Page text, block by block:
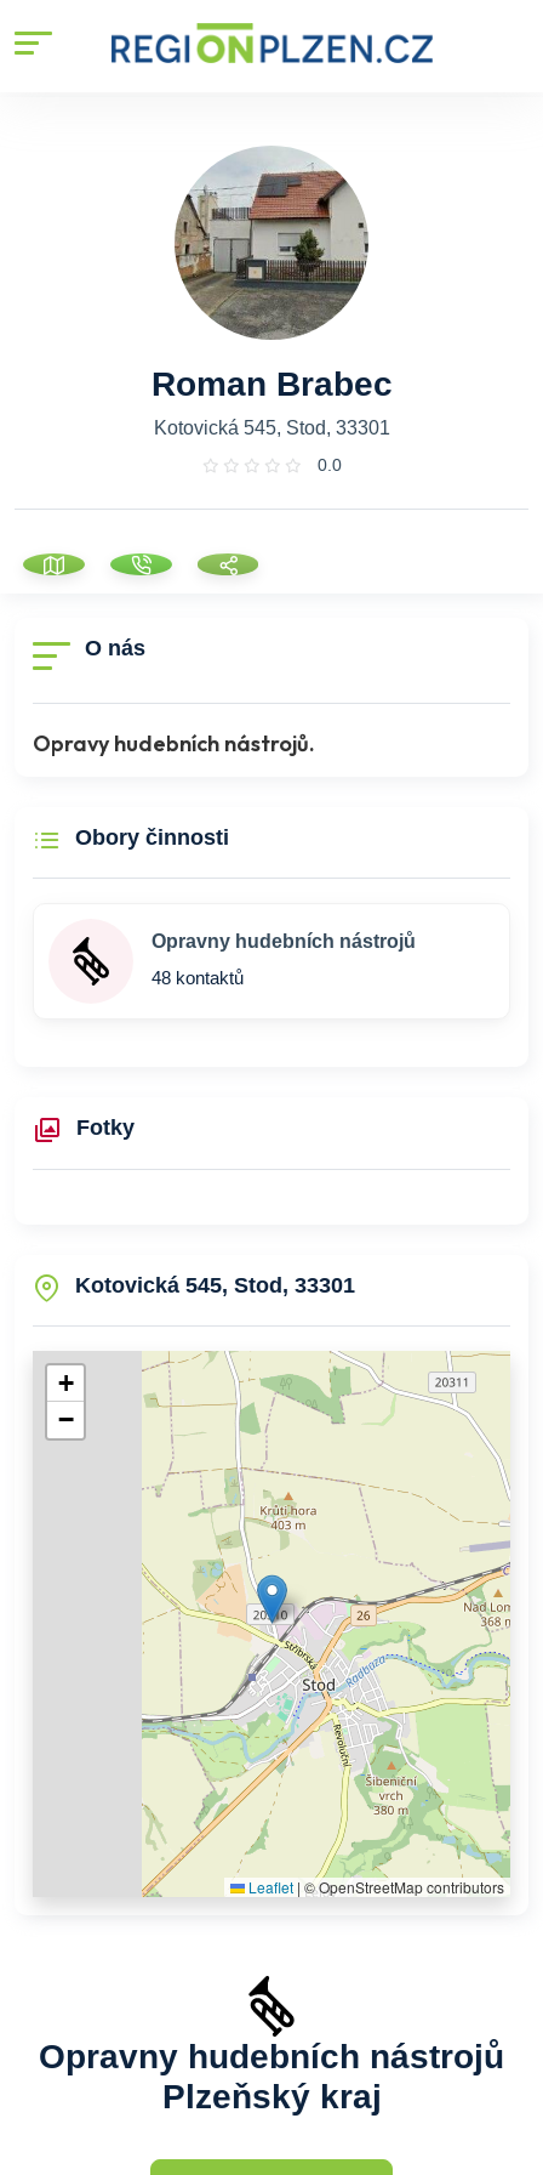
Roman Brabec
Kotovická 545, Stod, 33301
0.0
O nás
Opravy hudebních nástrojů.
Obory činnosti
Opravny hudebních nástrojů
48 kontaktů
Fotky
Kotovická 545, Stod, 33301
+
−
Leaflet | © OpenStreetMap contributors
Opravny hudebních nástrojů
Plzeňský kraj